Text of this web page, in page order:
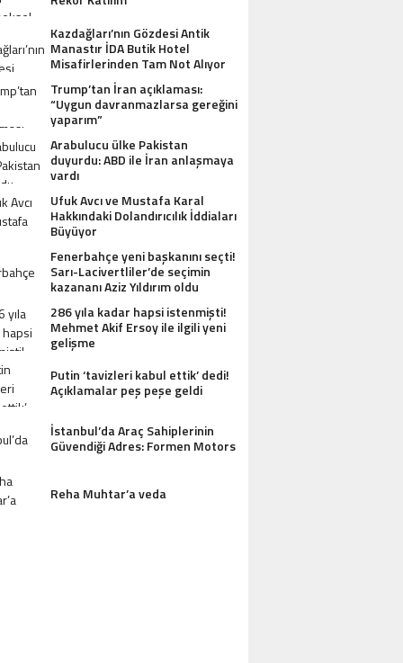
Kazdağları’nın Gözdesi Antik
Manastır İDA Butik Hotel
Misafirlerinden Tam Not Alıyor
Trump’tan İran açıklaması:
“Uygun davranmazlarsa gereğini
yaparım”
Arabulucu ülke Pakistan
duyurdu: ABD ile İran anlaşmaya
vardı
Ufuk Avcı ve Mustafa Karal
Hakkındaki Dolandırıcılık İddiaları
Büyüyor
Fenerbahçe yeni başkanını seçti!
Sarı-Lacivertliler’de seçimin
kazananı Aziz Yıldırım oldu
286 yıla kadar hapsi istenmişti!
Mehmet Akif Ersoy ile ilgili yeni
gelişme
Putin ‘tavizleri kabul ettik’ dedi!
Açıklamalar peş peşe geldi
İstanbul’da Araç Sahiplerinin
Güvendiği Adres: Formen Motors
Reha Muhtar’a veda